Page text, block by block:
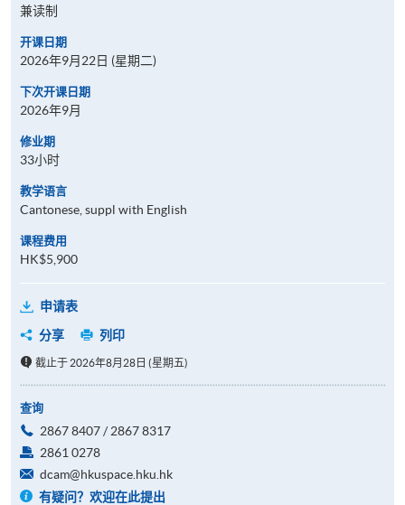
兼读制
开课日期
2026年9月22日 (星期二)
下次开课日期
2026年9月
修业期
33小时
教学语言
Cantonese, suppl with English
课程费用
HK$5,900
申请表
分享
列印
截止于 2026年8月28日 (星期五)
查询
2867 8407 / 2867 8317
2861 0278
dcam@hkuspace.hku.hk
有疑问？欢迎在此提出